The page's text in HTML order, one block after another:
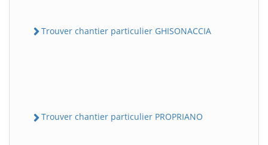
Trouver chantier particulier GHISONACCIA
Trouver chantier particulier PROPRIANO